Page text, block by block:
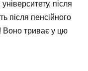
після
після пенсійного
Воно триває у цю